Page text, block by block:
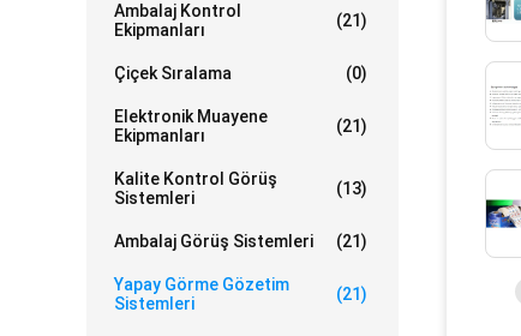
Ambalaj Kontrol
Ekipmanları
(21)
Çiçek Sıralama (0)
Elektronik Muayene
Ekipmanları
(21)
Kalite Kontrol Görüş
Sistemleri
(13)
Ambalaj Görüş Sistemleri (21)
Yapay Görme Gözetim
Sistemleri
(21)